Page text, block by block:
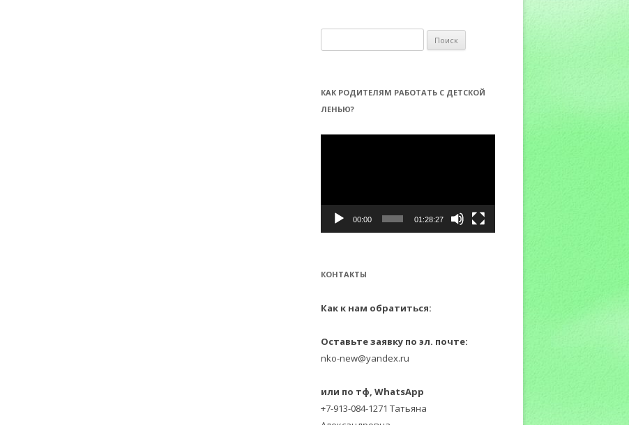
а
т
и
КАК РОДИТЕЛЯМ РАБОТАТЬ С ДЕТСКОЙ
ЛЕНЬЮ?
Видеоплеер
00:00 01:28:27
КОНТАКТЫ
Как к нам обратиться:
Оставьте заявку по эл. почте:
nko-new@yandex.ru
или по тф, WhatsApp
+7-913-084-1271 Татьяна